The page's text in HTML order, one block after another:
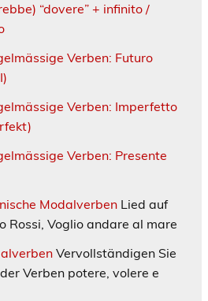
“dovere” + infinito /
Verben: Futuro
Verben: Imperfetto
Verben: Presente
Modalverben Lied auf
Rossi, Voglio andare al mare
Vervollständigen Sie
Verben potere, volere e